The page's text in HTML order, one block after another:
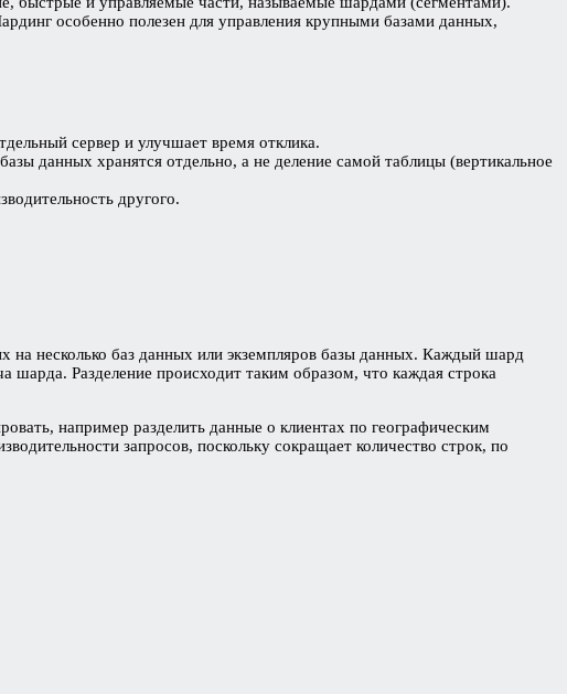
особенно полезен для управления крупными базами данных,
сервер и улучшает время отклика.
данных хранятся отдельно, а не деление самой таблицы (вертикальное
другого.
на несколько баз данных или экземпляров базы данных. Каждый шард
Разделение происходит таким образом, что каждая строка
например разделить данные о клиентах по географическим
запросов, поскольку сокращает количество строк, по